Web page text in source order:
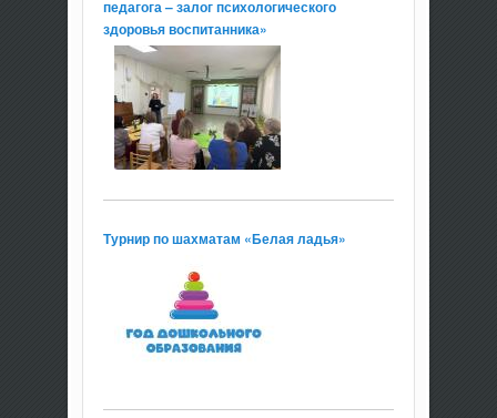
педагога – залог психологического
здоровья воспитанника»
Турнир по шахматам «Белая ладья»